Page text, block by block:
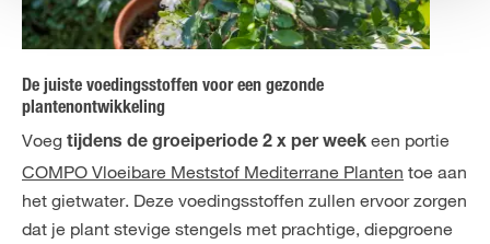
De juiste voedingsstoffen voor een gezonde
plantenontwikkeling
Voeg tijdens de groeiperiode 2 x per week een portie
COMPO Vloeibare Meststof Mediterrane Planten toe aan
het gietwater. Deze voedingsstoffen zullen ervoor zorgen
dat je plant stevige stengels met prachtige, diepgroene